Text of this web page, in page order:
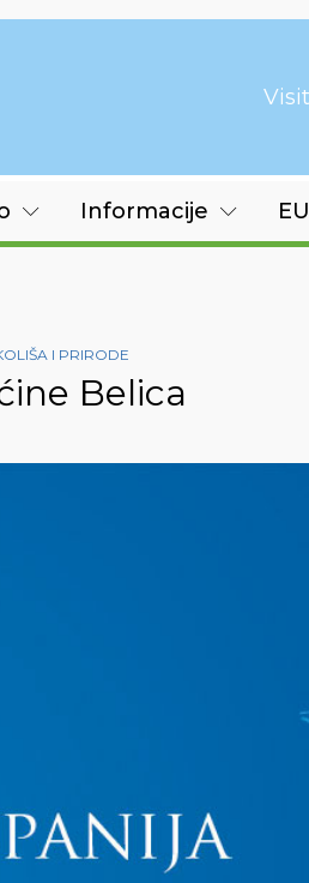
Informacije
I PRIRODE
Belica